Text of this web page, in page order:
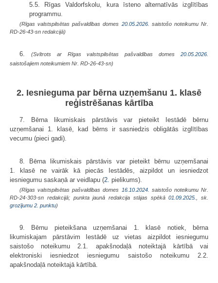
5.5. Rīgas Valdorfskolu, kura īsteno alternatīvās izglītības
programmu.
(Rīgas valstspilsētas pašvaldības domes 20.05.2026.
saistošo noteikumu Nr.
RD-26-43-sn redakcijā)
6. (Svītrots ar Rīgas valstspilsētas pašvaldības domes20.05.2026.
saistošajiem noteikumiem Nr. RD-26-43-sn)
2. Iesnieguma par bērna uzņemšanu 1. klasē
reģistrēšanas kārtība
7. Bērna likumiskais pārstāvis var pieteikt Iestādē bērnu
uzņemšanai 1. klasē, kad bērns ir sasniedzis obligātās izglītības
vecumu (pieci gadi).
8. Bērna likumiskais pārstāvis var pieteikt bērnu uzņemšanai
1. klasē ne vairāk kā piecās Iestādēs, aizpildot un iesniedzot
iesniegumu saskaņā ar veidlapu (2. pielikums).
(Rīgas valstspilsētas pašvaldības domes 16.10.2024.
saistošo noteikumu Nr.
RD-24-303-sn redakcijā; punkta jaunā redakcija stājas spēkā01.09.2025.
, sk.
grozījumu 2. punktu)
9. Bērnu pieteikšana uzņemšanai 1. klasē notiek, bērna
likumiskajam pārstāvim Iestādē uz vietas aizpildot iesniegumu
saistošo noteikumu 2.1. apakšnodaļā noteiktajā kārtībā vai
elektroniski iesniedzot iesniegumu saistošo noteikumu 2.2.
apakšnodaļā noteiktajā kārtībā.